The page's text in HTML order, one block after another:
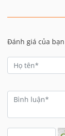
Đánh giá của bạn